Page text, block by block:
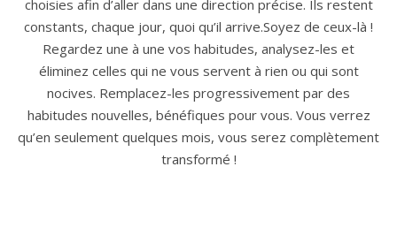
choisies afin d’aller dans une direction précise. Ils restent
constants, chaque jour, quoi qu’il arrive.Soyez de ceux-là !
Regardez une à une vos habitudes, analysez-les et
éliminez celles qui ne vous servent à rien ou qui sont
nocives. Remplacez-les progressivement par des
habitudes nouvelles, bénéfiques pour vous. Vous verrez
qu’en seulement quelques mois, vous serez complètement
transformé !